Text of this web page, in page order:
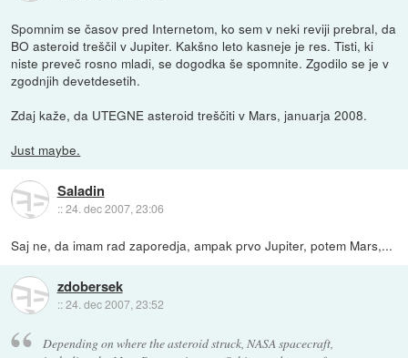
Spomnim se časov pred Internetom, ko sem v neki reviji prebral, da
BO asteroid treščil v Jupiter. Kakšno leto kasneje je res. Tisti, ki
niste preveč rosno mladi, se dogodka še spomnite. Zgodilo se je v
zgodnjih devetdesetih.
Zdaj kaže, da UTEGNE asteroid treščiti v Mars, januarja 2008.
Just maybe.
Saladin
::24. dec 2007, 23:06
Saj ne, da imam rad zaporedja, ampak prvo Jupiter, potem Mars,...
zdobersek
::24. dec 2007, 23:52
Depending on where the asteroid struck, NASA spacecraft,